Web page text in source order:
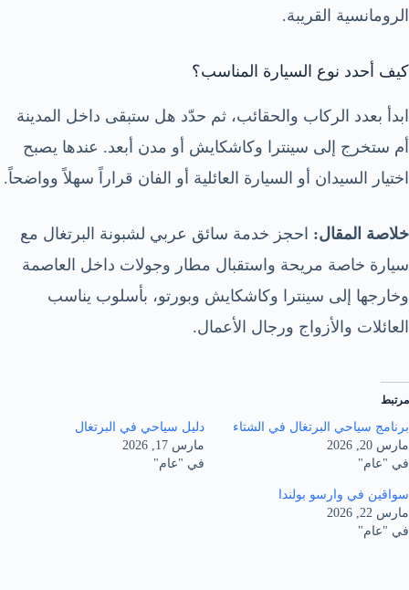
الرومانسية القريبة.
كيف أحدد نوع السيارة المناسب؟
ابدأ بعدد الركاب والحقائب، ثم حدّد هل ستبقى داخل المدينة
أم ستخرج إلى سينترا وكاشكايش أو مدن أبعد. عندها يصبح
اختيار السيدان أو السيارة العائلية أو الفان قراراً سهلاً وواضحاً.
خلاصة المقال: احجز خدمة سائق عربي لشبونة البرتغال مع
سيارة خاصة مريحة واستقبال مطار وجولات داخل العاصمة
وخارجها إلى سينترا وكاشكايش وبورتو، بأسلوب يناسب
العائلات والأزواج ورجال الأعمال.
مرتبط
برنامج سياحي البرتغال في الشتاء
مارس 20, 2026
في "عام"
دليل سياحي في البرتغال
مارس 17, 2026
في "عام"
سواقين في وارسو بولندا
مارس 22, 2026
في "عام"